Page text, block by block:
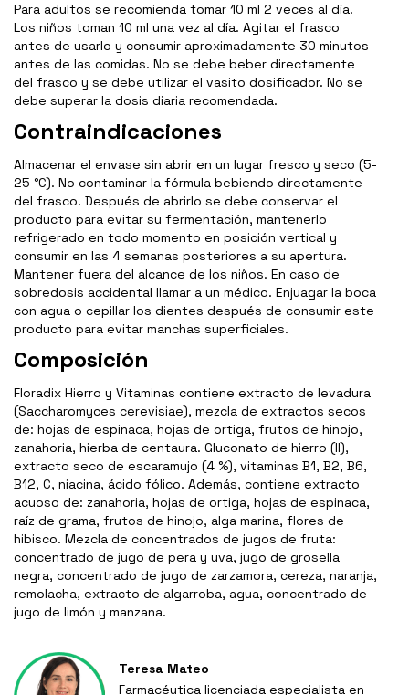
Para adultos se recomienda tomar 10 ml 2 veces al día.
Los niños toman 10 ml una vez al día. Agitar el frasco
antes de usarlo y consumir aproximadamente 30 minutos
antes de las comidas. No se debe beber directamente
del frasco y se debe utilizar el vasito dosificador. No se
debe superar la dosis diaria recomendada.
Contraindicaciones
Almacenar el envase sin abrir en un lugar fresco y seco (5-
25 °C). No contaminar la fórmula bebiendo directamente
del frasco. Después de abrirlo se debe conservar el
producto para evitar su fermentación, mantenerlo
refrigerado en todo momento en posición vertical y
consumir en las 4 semanas posteriores a su apertura.
Mantener fuera del alcance de los niños. En caso de
sobredosis accidental llamar a un médico. Enjuagar la boca
con agua o cepillar los dientes después de consumir este
producto para evitar manchas superficiales.
Composición
Floradix Hierro y Vitaminas contiene extracto de levadura
(Saccharomyces cerevisiae), mezcla de extractos secos
de: hojas de espinaca, hojas de ortiga, frutos de hinojo,
zanahoria, hierba de centaura. Gluconato de hierro (II),
extracto seco de escaramujo (4 %), vitaminas B1, B2, B6,
B12, C, niacina, ácido fólico. Además, contiene extracto
acuoso de: zanahoria, hojas de ortiga, hojas de espinaca,
raíz de grama, frutos de hinojo, alga marina, flores de
hibisco. Mezcla de concentrados de jugos de fruta:
concentrado de jugo de pera y uva, jugo de grosella
negra, concentrado de jugo de zarzamora, cereza, naranja,
remolacha, extracto de algarroba, agua, concentrado de
jugo de limón y manzana.
Teresa Mateo
Farmacéutica licenciada especialista en